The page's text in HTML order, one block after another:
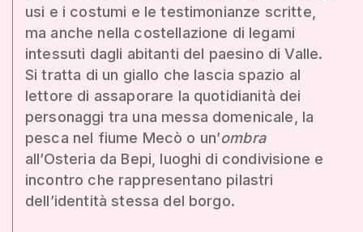
usi e i costumi e le testimonianze scritte,
ma anche nella costellazione di legami
intessuti dagli abitanti del paesino di Valle.
Si tratta di un giallo che lascia spazio al
lettore di assaporare la quotidianità dei
personaggi tra una messa domenicale, la
pesca nel fiume Mecò o un’ombra
all’Osteria da Bepi, luoghi di condivisione e
incontro che rappresentano pilastri
dell’identità stessa del borgo.